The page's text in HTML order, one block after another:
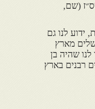
(שם,
לנו גם
״ובשנת התי״ג ( 1653 ) בא בירושלים מארץ
שהיה בן
רבנים בארץ